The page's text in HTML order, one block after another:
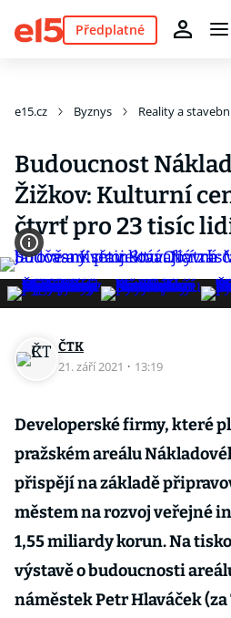
Předplatné
e15.cz Byznys Reality a
Budoucnost
Žižkov: Kulturní
čtvrť pro 23 tisíc
ČTK
21. září 2021 · 13:19
Developerské firmy, které
pražském areálu
přispějí na základě
městem na rozvoj veřejné
1,55 miliardy korun. Na
výstavě o budoucnosti
náměstek Petr Hlaváček (za